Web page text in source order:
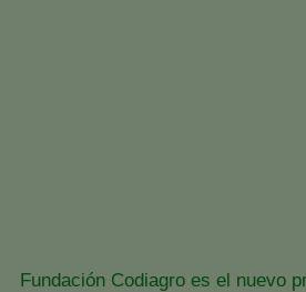
Fundación Codiagro es el nuevo